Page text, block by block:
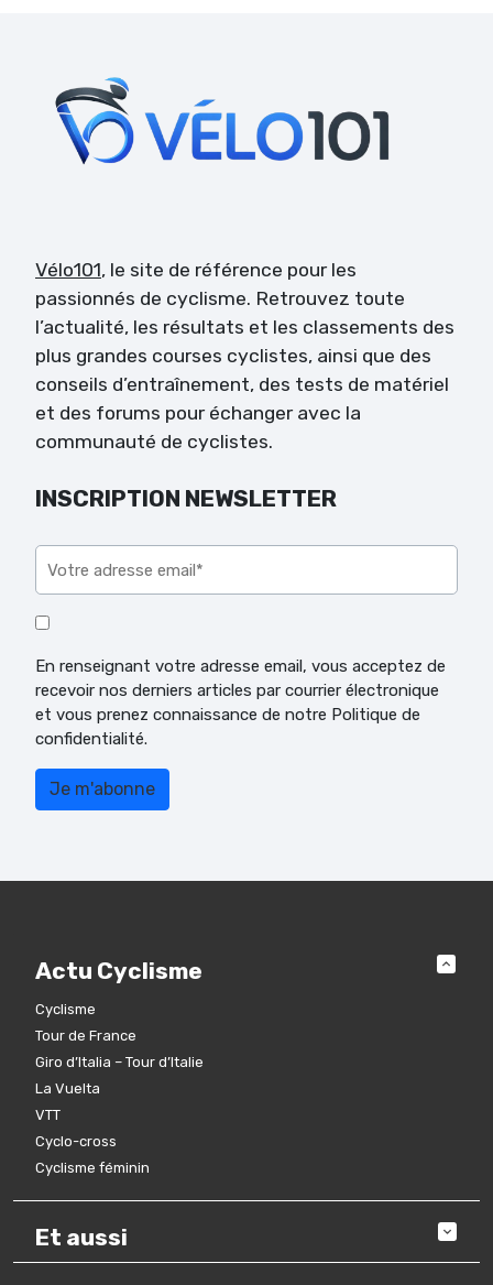
Vélo101, le site de référence pour les
passionnés de cyclisme. Retrouvez toute
l’actualité, les résultats et les classements des
plus grandes courses cyclistes, ainsi que des
conseils d’entraînement, des tests de matériel
et des forums pour échanger avec la
communauté de cyclistes.
INSCRIPTION NEWSLETTER
En renseignant votre adresse email, vous acceptez de
recevoir nos derniers articles par courrier électronique
et vous prenez connaissance de notre Politique de
confidentialité.
Actu Cyclisme
Cyclisme
Tour de France
Giro d’Italia – Tour d’Italie
La Vuelta
VTT
Cyclo-cross
Cyclisme féminin
Et aussi